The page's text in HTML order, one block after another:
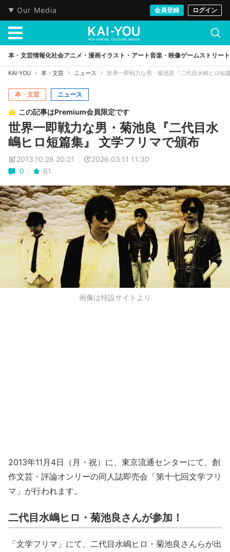
Our Media 会員登録 ログイン
本・文芸情報化社会アニメ・漫画イラスト・アート音楽・映像ゲームストリート
KAI-YOU 本・文芸 ニュース 世界一即戦力な男・菊池良『二代目水嶋ヒロ短
本・文芸 ニュース
この記事はPremium会員限定です
世界一即戦力な男・菊池良『二代目水
嶋ヒロ短篇集』 文学フリマで頒布
2013.10.28 20:21
2026.03.11 11:30
0
61
画像は特設サイトより
2013年11月4日（月・祝）に、東京流通センターにて、創
作文芸・評論オンリーの同人誌即売会「第十七回文学フリ
マ」が行われます。
二代目水嶋ヒロ・菊池良さんが参加！
「文学フリマ」にて、二代目水嶋ヒロ・菊池良さんらが出